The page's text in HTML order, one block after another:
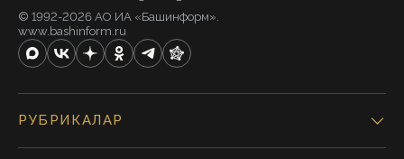
© 1992-2026 АО ИА «Башинформ».
www.bashinform.ru
РУБРИКАЛАР